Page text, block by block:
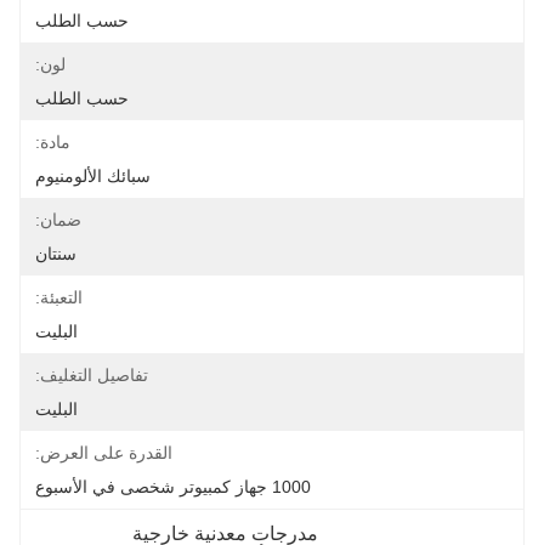
حسب الطلب
لون:
حسب الطلب
مادة:
سبائك الألومنيوم
ضمان:
سنتان
التعبئة:
البليت
تفاصيل التغليف:
البليت
القدرة على العرض:
1000 جهاز كمبيوتر شخصى في الأسبوع
مدرجات معدنية خارجية